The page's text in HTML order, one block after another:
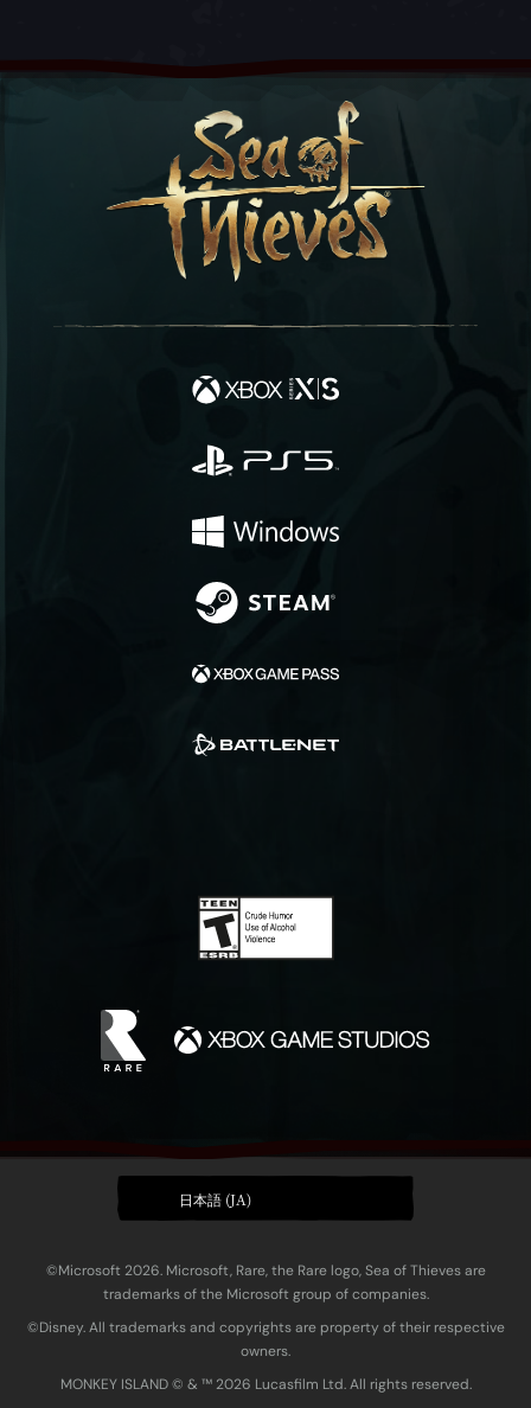
日本語 (JA)
©Microsoft 2026. Microsoft, Rare, the Rare logo, Sea of Thieves are
trademarks of the Microsoft group of companies.
©Disney. All trademarks and copyrights are property of their respective
owners.
MONKEY ISLAND © & ™ 20‍26 Lucasfilm Ltd. All rights reserved.